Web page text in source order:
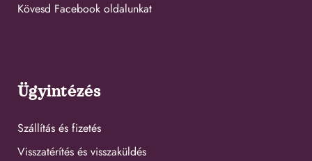
Kövesd Facebook oldalunkat
Ügyintézés
Szállítás és fizetés
Visszatérítés és visszaküldés